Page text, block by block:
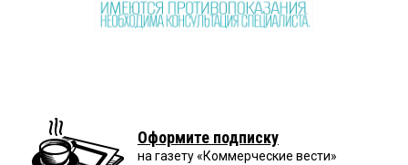
Оформите подписку
на газету «Коммерческие вести»